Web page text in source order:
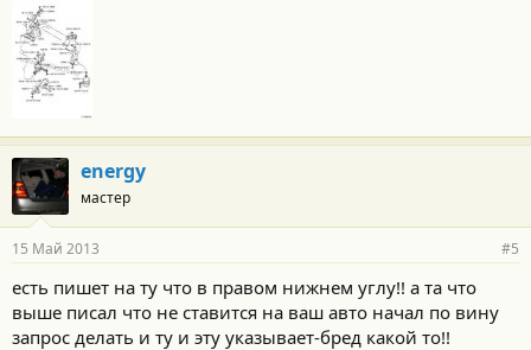
energy
мастер
15 Май 2013 #5
есть пишет на ту что в правом нижнем углу!! а та что
выше писал что не ставится на ваш авто начал по вину
запрос делать и ту и эту указывает-бред какой то!!